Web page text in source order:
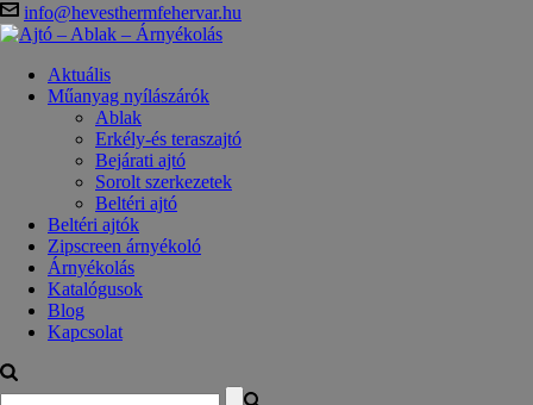
info@hevesthermfehervar.hu
Aktuális
Műanyag nyílászárók
Ablak
Erkély-és teraszajtó
Bejárati ajtó
Sorolt szerkezetek
Beltéri ajtó
Beltéri ajtók
Zipscreen árnyékoló
Árnyékolás
Katalógusok
Blog
Kapcsolat